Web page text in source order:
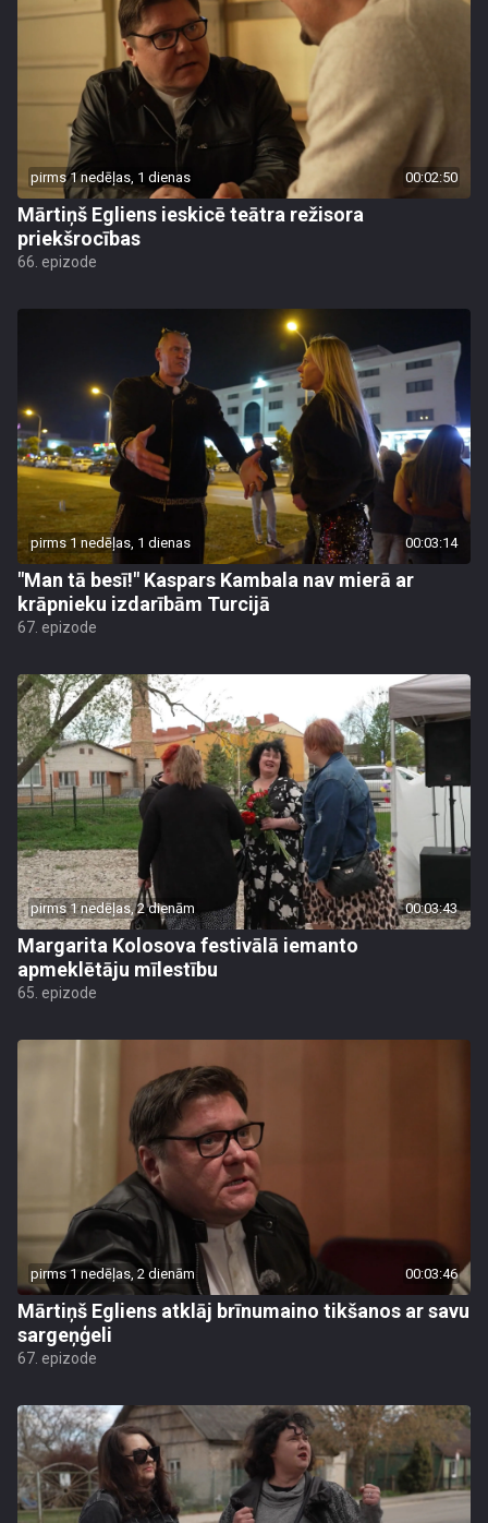
pirms 1 nedēļas, 1 dienas 00:02:50
Mārtiņš Egliens ieskicē teātra režisora
priekšrocības
66. epizode
pirms 1 nedēļas, 1 dienas 00:03:14
"Man tā besī!" Kaspars Kambala nav mierā ar
krāpnieku izdarībām Turcijā
67. epizode
pirms 1 nedēļas, 2 dienām 00:03:43
Margarita Kolosova festivālā iemanto
apmeklētāju mīlestību
65. epizode
pirms 1 nedēļas, 2 dienām 00:03:46
Mārtiņš Egliens atklāj brīnumaino tikšanos ar savu
sargeņģeli
67. epizode